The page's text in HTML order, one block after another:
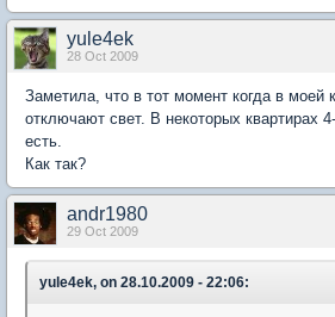
yule4ek
28 Oct 2009
Заметила, что в тот момент когда в моей
отключают свет. В некоторых квартирах
есть.
Как так?
andr1980
29 Oct 2009
yule4ek, on 28.10.2009 - 22:06: